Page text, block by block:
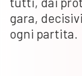
gara,
ogni partita.